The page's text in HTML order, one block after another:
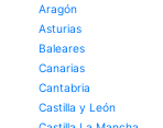
Aragón
Asturias
Baleares
Canarias
Cantabria
Castilla y León